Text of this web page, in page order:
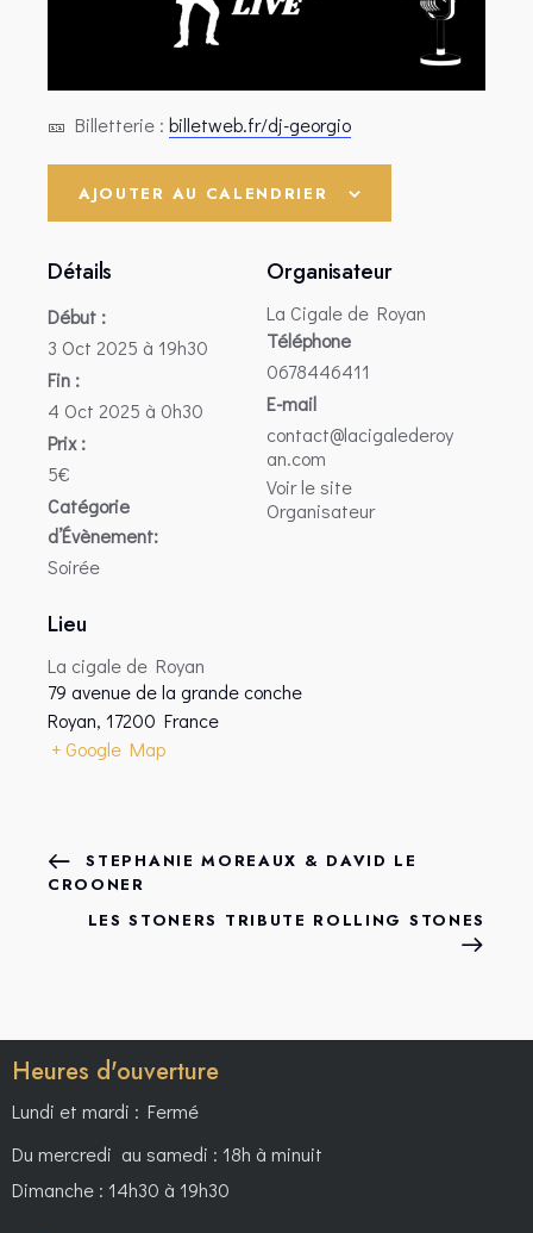
🎫 Billetterie : billetweb.fr/dj-georgio
AJOUTER AU CALENDRIER
Détails
Début :
3 Oct 2025 à 19h30
Fin :
4 Oct 2025 à 0h30
Prix :
5€
Catégorie
d’Évènement:
Soirée
Lieu
La cigale de Royan
79 avenue de la grande conche
Royan, 17200 France
+ Google Map
Organisateur
La Cigale de Royan
Téléphone
0678446411
E-mail
contact@lacigalederoy
an.com
Voir le site
Organisateur
STEPHANIE MOREAUX & DAVID LE
CROONER
LES STONERS TRIBUTE ROLLING STONES
Heures d'ouverture
Lundi et mardi : Fermé
Du mercredi au samedi : 18h à minuit
Dimanche : 14h30 à 19h30